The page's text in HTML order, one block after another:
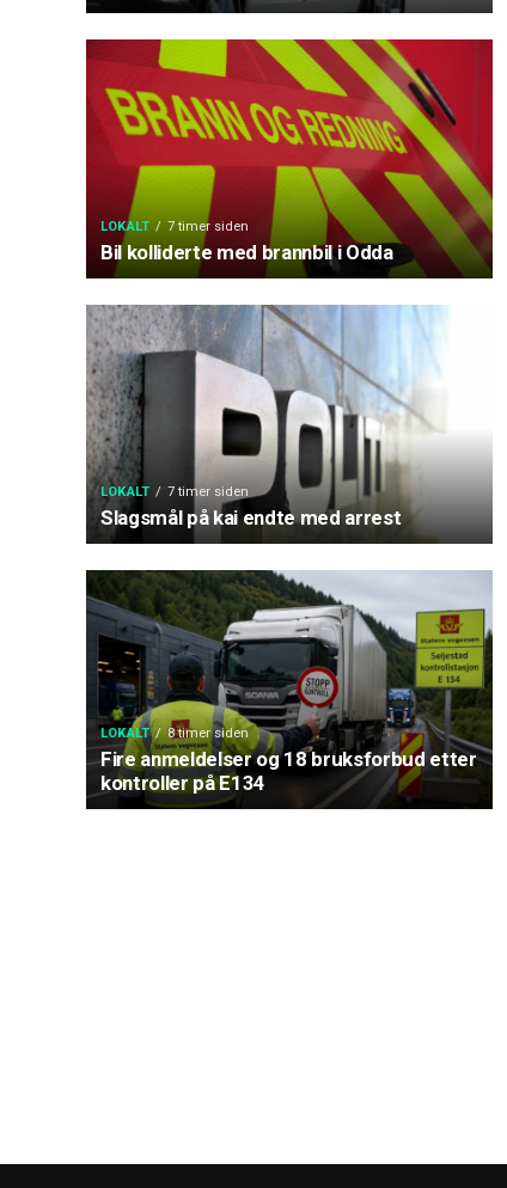
LOKALT 7 timer siden
Bil kolliderte med brannbil i Odda
LOKALT 7 timer siden
Slagsmål på kai endte med arrest
LOKALT 8 timer siden
Fire anmeldelser og 18 bruksforbud etter
kontroller på E134